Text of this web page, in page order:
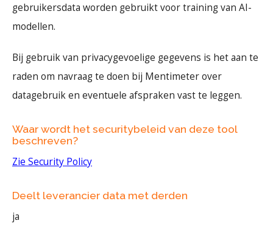
gebruikersdata worden gebruikt voor training van AI-
modellen.
Bij gebruik van privacygevoelige gegevens is het aan te
raden om navraag te doen bij Mentimeter over
datagebruik en eventuele afspraken vast te leggen.
Waar wordt het securitybeleid van deze tool
beschreven?
Zie Security Policy
Deelt leverancier data met derden
ja